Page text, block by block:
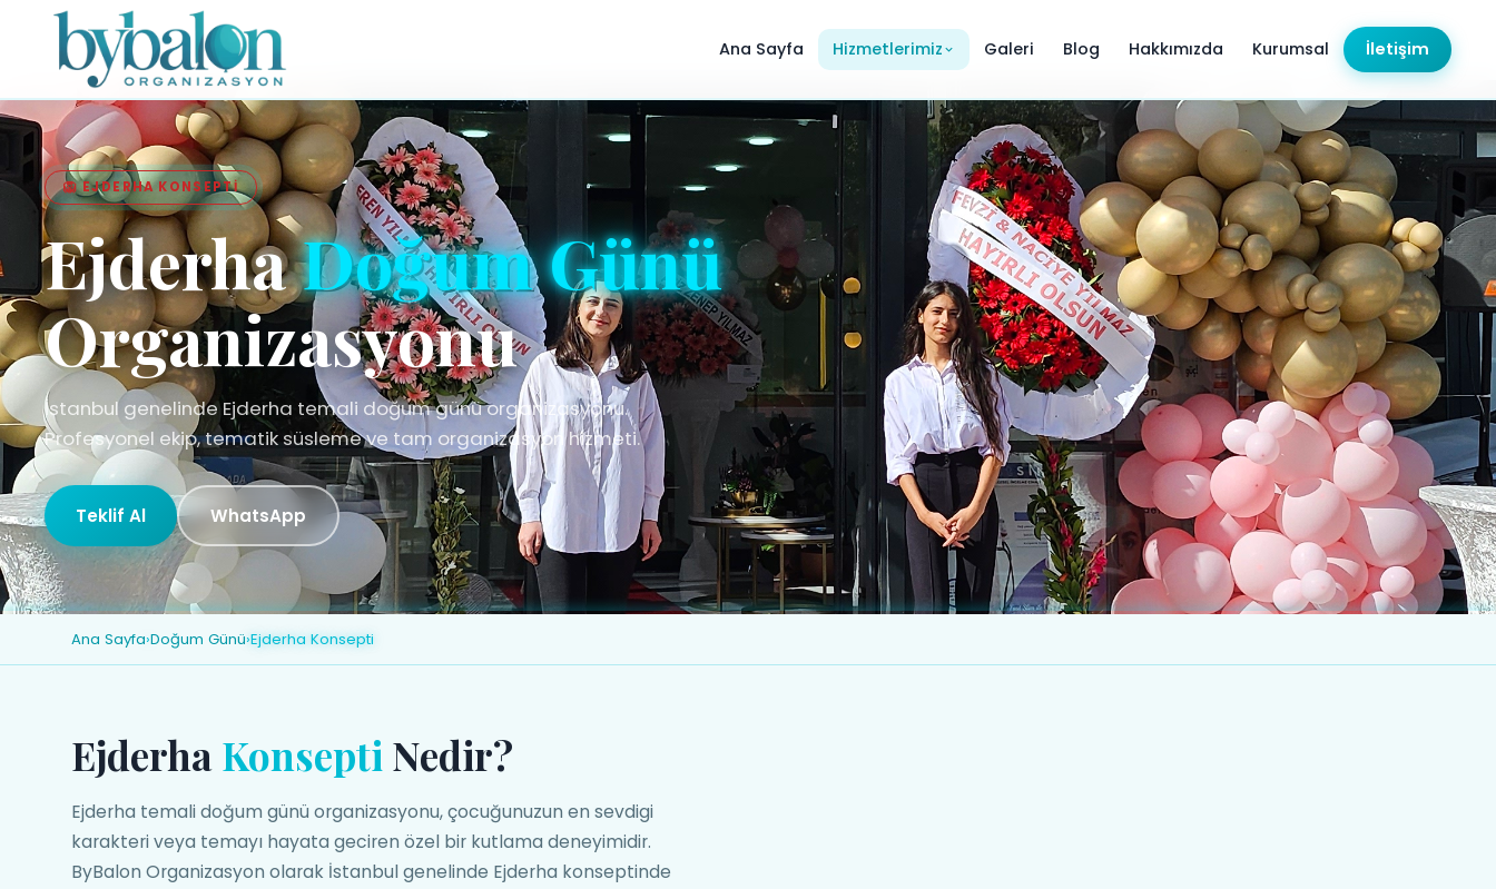
Ana Sayfa Hizmetlerimiz Galeri Blog Hakkımızda Kurumsal İletişim
🦁 EJDERHA KONSEPTI
EjderhaDoğum Günü
Organizasyonu
İstanbul genelinde Ejderha temali doğum günü organizasyonu.
Profesyonel ekip, tematik süsleme ve tam organizasyon hizmeti.
Teklif Al WhatsApp
Ana Sayfa›Doğum Günü›Ejderha Konsepti
EjderhaKonsepti Nedir?
Ejderha temali doğum günü organizasyonu, çocuğunuzun en sevdigi
karakteri veya temayı hayata geciren özel bir kutlama deneyimidir.
ByBalon Organizasyon olarak İstanbul genelinde Ejderha konseptinde